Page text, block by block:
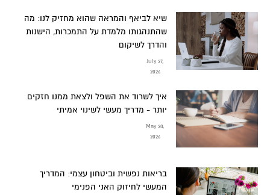
שיא לביאף והמראה שהוא מחזיק לנו: מה
שהתנהגותו מלמדת על התמכרות, הישנות
והדרך לשיקום
July 27,
2026
איך לשרוד את השפל ולצאת ממנו חזקים
יותר - מדריך מעשי לשינוי אמיתי
May 20,
2026
בריאות נפשית וביטחון עצמי: המדריך
המעשי לחיזוק האני הפנימי